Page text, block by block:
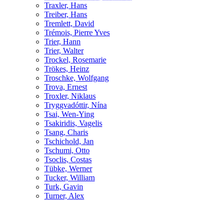
Traxler, Hans
Treiber, Hans
Tremlett, David
Trémois, Pierre Yves
Trier, Hann
Trier, Walter
Trockel, Rosemarie
Trökes, Heinz
Troschke, Wolfgang
Trova, Ernest
Troxler, Niklaus
Tryggvadóttir, Nína
Tsai, Wen-Ying
Tsakiridis, Vagelis
Tsang, Charis
Tschichold, Jan
Tschumi, Otto
Tsoclis, Costas
Tübke, Werner
Tucker, William
Turk, Gavin
Turner, Alex